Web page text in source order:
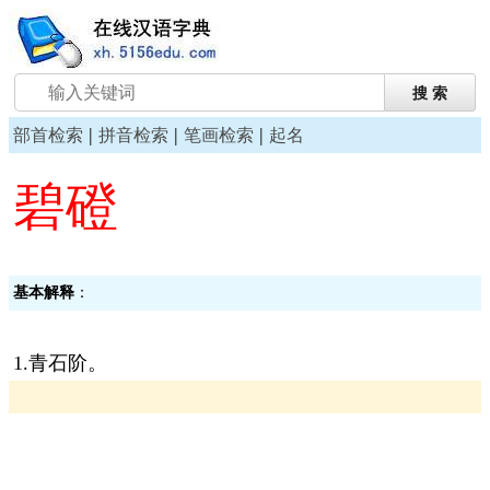
部首检索 | 拼音检索 | 笔画检索 | 起名
碧磴
基本解释 ：
1.青石阶。